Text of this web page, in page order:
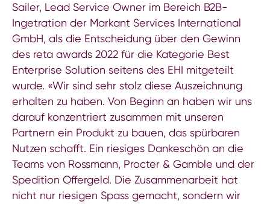
Sailer, Lead Service Owner im Bereich B2B-
Ingetration der Markant Services International
GmbH, als die Entscheidung über den Gewinn
des reta awards 2022 für die Kategorie Best
Enterprise Solution seitens des EHI mitgeteilt
wurde. «Wir sind sehr stolz diese Auszeichnung
erhalten zu haben. Von Beginn an haben wir uns
darauf konzentriert zusammen mit unseren
Partnern ein Produkt zu bauen, das spürbaren
Nutzen schafft. Ein riesiges Dankeschön an die
Teams von Rossmann, Procter & Gamble und der
Spedition Offergeld. Die Zusammenarbeit hat
nicht nur riesigen Spass gemacht, sondern wir